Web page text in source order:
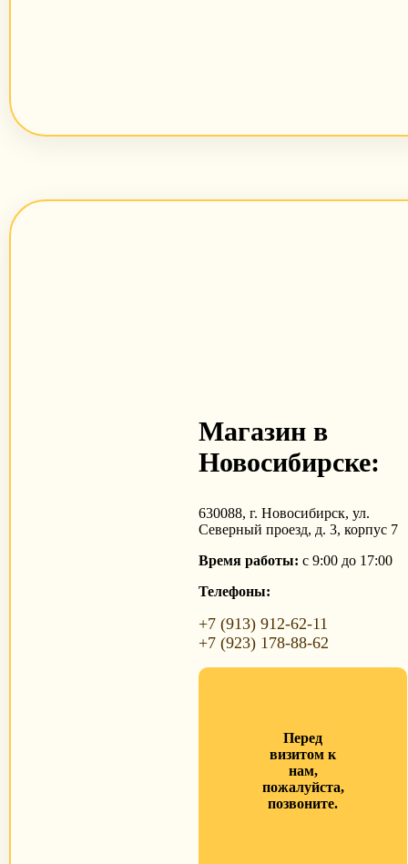
Магазин в
Новосибирске:
630088, г. Новосибирск, ул.
Северный проезд, д. 3, корпус 7
Время работы: с 9:00 до 17:00
Телефоны:
+7 (913) 912-62-11
+7 (923) 178-88-62
Перед
визитом к
нам,
пожалуйста,
позвоните.